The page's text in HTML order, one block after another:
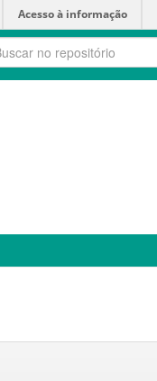
Acesso à informação